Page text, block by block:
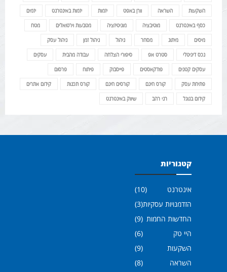
השקעות השראה וורן באפט יזמות יזמות באינטרנט יזמים
כסף באינטרנט מוטיבציה מוניטיזציה מטבעות וירטואלים מטח
מיסים מיתוג מסחר ניהול ניהול זמן ניהול עסק
נכס דיגיטלי סטרט אפ סיפורי הצלחה עבודה מהבית עסקים
עסקים קטנים פודקאסטים פייסבוק פיתוח פרסום
פתיחת עסק קורס חינם קורסים חינם קורס תכנות קידום אתרים
קידום בגוגל רני רהב שיווק באינטרנט
קטגוריות
אינטרנט
(10)
הזדמנויות עסקיות(3)
החדשות החמות (9)
היי טק
(6)
השקעות
(9)
השראה
(8)